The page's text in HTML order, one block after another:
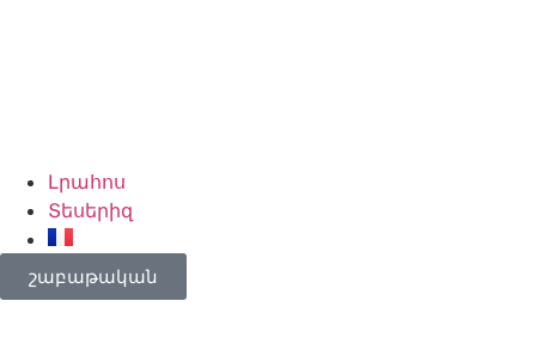
Լրահոս
Տեսերիզ
շաբաթական